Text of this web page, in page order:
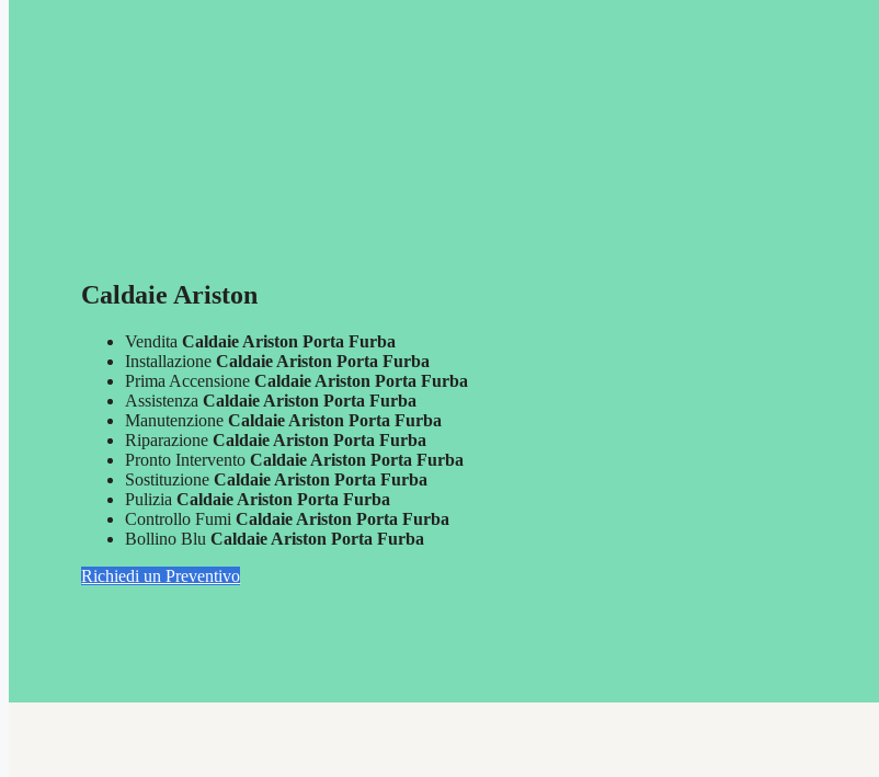
Caldaie Ariston
VenditaCaldaie Ariston Porta Furba
InstallazioneCaldaie Ariston Porta Furba
Prima AccensioneCaldaie Ariston Porta Furba
AssistenzaCaldaie Ariston Porta Furba
ManutenzioneCaldaie Ariston Porta Furba
RiparazioneCaldaie Ariston Porta Furba
Pronto InterventoCaldaie Ariston Porta Furba
SostituzioneCaldaie Ariston Porta Furba
PuliziaCaldaie Ariston Porta Furba
Controllo FumiCaldaie Ariston Porta Furba
Bollino BluCaldaie Ariston Porta Furba
Richiedi un Preventivo